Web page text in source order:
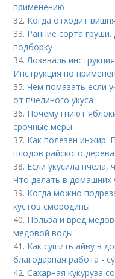
применению
32. Когда отходит
33. Ранние сорта
подборку
34. Лозеваль
Инструкция по
35.Чем помазать если
от пчелиного укуса
36. Почему гниют
срочные меры
37. Как полезен инжир.
плодов райского
38. Если укусила пчела,
Что делать в домашних
39. Когда можно
кустов смородины
40. Польза и вред
медовой воды
41. Как сушить айву в
благодарная работа -
42.Сахарная кукуруза